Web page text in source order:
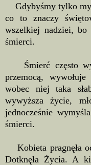
Gdybyśmy tylko
co to znaczy
wszelkiej nadziei, bo
śmierci.
Śmierć często
przemocą,
wobec niej taka
wywyższa życie,
jednocześnie
śmierci.
Kobieta pragnęła
Dotknęła Życia. A